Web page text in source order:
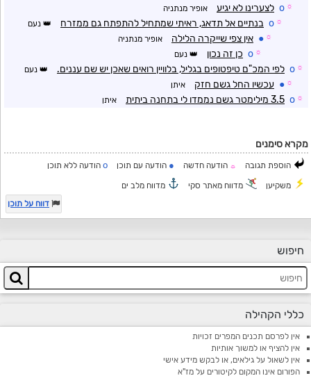
☼
o לצערינו לא יגיע אופיר מנתניה
☼
o בנתיים אל תדאג, ראיתי שמתחיל להתפתח גם ממזרח נעם
☼
● אין צפי שייקרה הלילה אופיר מנתניה
☼
o כן זה נכון נעם
☼
o לפי המכ"ם טיפטופים בגליל, בלוויין רואים שאכן יש שם עננים. נעם
☼
● עכשיו החל גשם חזק איתן
☼
o 3.5 מילימטר גשם נממדו לי בתחנה ביתית איתן
מקרא סימנים
הוספת תגובה ☼ הודעה חדשה ● הודעה עם תוכן o הודעה ללא תוכן
משקיען מדווח מאתר סקי
מדווח מלב ים
דווח על תוכן
חיפוש
כללי הקהילה
אין לפרסם תכנים המפרים זכויות
אין להציף או למשוך אותיות
אין לשאול על גילאים, או לבקש מידע אישי
הפורום אינו המקום לקיטורים על מז"א